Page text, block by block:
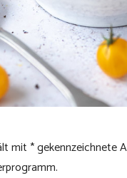
mit * gekennzeichnete